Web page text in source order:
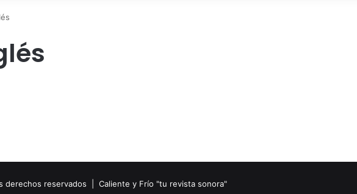
derechos reservados | Caliente y Frío "tu revista sonora"